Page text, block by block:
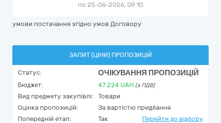
по 25-06-2026, 09:10
умови постачання згідно умов Договору
ЗАПИТ (ЦІНИ) ПРОПОЗИЦІЙ
Статус: ОЧІКУВАННЯ ПРОПОЗИЦІЙ
Бюджет: 47 224 UAH (з ПДВ)
Вид предмету закупівлі:
Товари
Оцінка пропозицій:
За вартістю придбання
Попередній етап:
Так
Перейти до відбору